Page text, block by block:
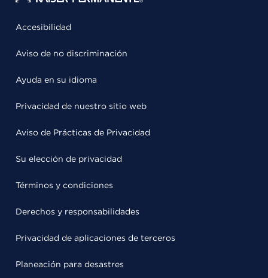
Accesibilidad
Aviso de no discriminación
Ayuda en su idioma
Privacidad de nuestro sitio web
Aviso de Prácticas de Privacidad
Su elección de privacidad
Términos y condiciones
Derechos y responsabilidades
Privacidad de aplicaciones de terceros
Planeación para desastres